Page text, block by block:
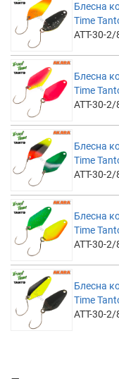
Блесна
Time
ATT-30-2/
Блесна
Time
ATT-30-2/
Блесна
Time
ATT-30-2/
Блесна
Time
ATT-30-2/
Блесна
Time
ATT-30-2/